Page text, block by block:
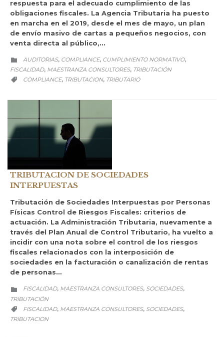
respuesta para el adecuado cumplimiento de las
obligaciones fiscales. La Agencia Tributaria ha puesto
en marcha en el 2019, desde el mes de mayo, un plan
de envío masivo de cartas a pequeños negocios, con
venta directa al público,…
 CATEGORY
AUDITORIAS, COMPLIANCE, CUMPLIMIENTO NORMATIVO,
FISCALIDAD, MAESTRANZA CONSULTORES, TRIBUTACIÓN
 CATEGORY
COMPLIANCE, TRIBUTACION, TRIBUTARIO
TRIBUTACION DE SOCIEDADES
INTERPUESTAS
Tributación de Sociedades Interpuestas por Personas
Físicas Control de Riesgos Fiscales: criterios de
actuación. La Administración Tributaria, nuevamente a
través del Plan Anual de Control Tributario, ha vuelto a
incidir con una nota sobre el control de los riesgos
fiscales relacionados con la interposición de
sociedades en la facturación o canalización de rentas
de personas…
 CATEGORY
FISCALIDAD, MAESTRANZA CONSULTORES, SOCIEDADES,
TRIBUTACIÓN
 CATEGORY
FISCALIDAD, MAESTRANZA CONSULTORES, SOCIEDADES,
TRIBUTACION